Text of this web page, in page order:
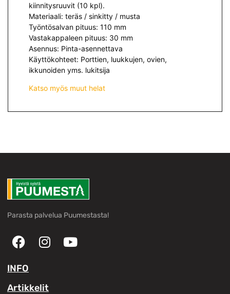
kiinnitysruuvit (10 kpl).
Materiaali: teräs / sinkitty / musta
Työntösalvan pituus: 110 mm
Vastakappaleen pituus: 30 mm
Asennus: Pinta-asennettava
Käyttökohteet: Porttien, luukkujen, ovien,
ikkunoiden yms. lukitsija
Katso myös muut helat
Parasta palvelua Puumestasta!
INFO
Artikkelit